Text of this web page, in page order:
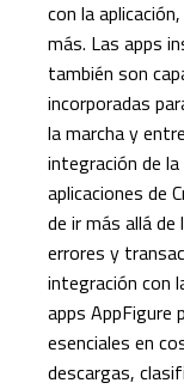
con la
más. Las apps
también son
incorporadas
la marcha y
integración de
aplicaciones de
de ir más allá
errores y
integración con
apps AppFigure
esenciales en
descargas,